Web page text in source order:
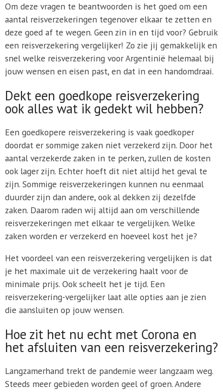
Om deze vragen te beantwoorden is het goed om een
aantal reisverzekeringen tegenover elkaar te zetten en
deze goed af te wegen. Geen zin in en tijd voor? Gebruik
een reisverzekering vergelijker! Zo zie jij gemakkelijk en
snel welke reisverzekering voor Argentinië helemaal bij
jouw wensen en eisen past, en dat in een handomdraai.
Dekt een goedkope reisverzekering
ook alles wat ik gedekt wil hebben?
Een goedkopere reisverzekering is vaak goedkoper
doordat er sommige zaken niet verzekerd zijn. Door het
aantal verzekerde zaken in te perken, zullen de kosten
ook lager zijn. Echter hoeft dit niet altijd het geval te
zijn. Sommige reisverzekeringen kunnen nu eenmaal
duurder zijn dan andere, ook al dekken zij dezelfde
zaken. Daarom raden wij altijd aan om verschillende
reisverzekeringen met elkaar te vergelijken. Welke
zaken worden er verzekerd en hoeveel kost het je?
Het voordeel van een reisverzekering vergelijken is dat
je het maximale uit de verzekering haalt voor de
minimale prijs. Ook scheelt het je tijd. Een
reisverzekering-vergelijker laat alle opties aan je zien
die aansluiten op jouw wensen.
Hoe zit het nu echt met Corona en
het afsluiten van een reisverzekering?
Langzamerhand trekt de pandemie weer langzaam weg.
Steeds meer gebieden worden geel of groen. Andere